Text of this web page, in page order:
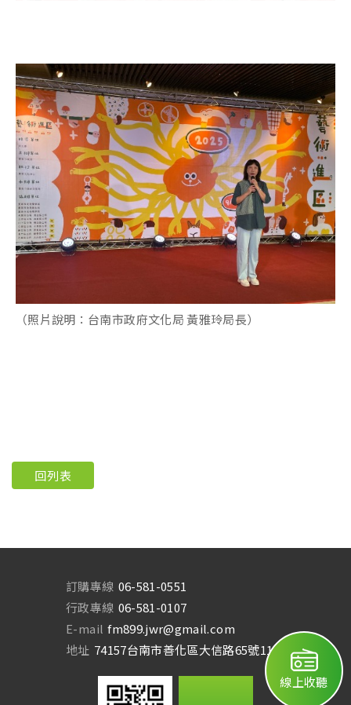
（照片說明：台南市政府文化局 黃雅玲局長）
回列表
訂購專線 06-581-0551
行政專線 06-581-0107
E-mail fm899.jwr@gmail.com
地址 74157台南市善化區大信路65號11樓
線上收聽